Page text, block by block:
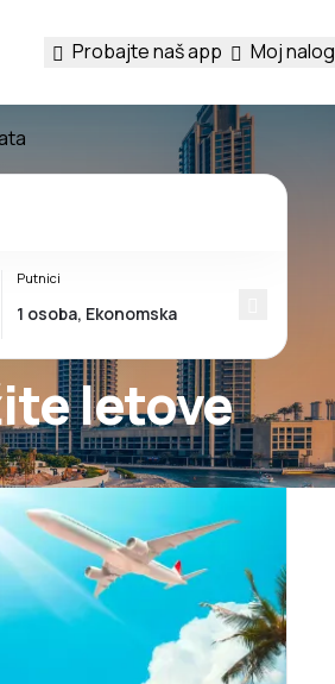
Probajte naš app Moj nalog
letove
Putnici